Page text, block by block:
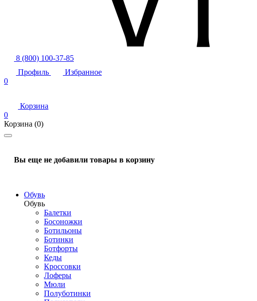
8 (800) 100-37-85
Профиль
Избранное
0
Корзина
0
Корзина (0)
Вы еще не добавили товары в корзину
Обувь
Обувь
Балетки
Босоножки
Ботильоны
Ботинки
Ботфорты
Кеды
Кроссовки
Лоферы
Мюли
Полуботинки